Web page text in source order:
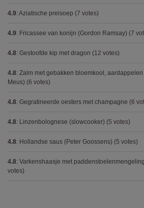
4.9: Aziatische preisoep (7 votes)
4.9: Fricassee van konijn (Gordon Ramsay) (7
4.8: Gestoofde kip met dragon (12 votes)
4.8: Zalm met gebakken bloemkool,
Meus) (6 votes)
4.8: Gegratineerde oesters met champagne (6
4.8: Linzenbolognese (slowcooker) (5 votes)
4.8: Hollandse saus (Peter Goossens) (5 votes)
4.8: Varkenshaasje met
votes)